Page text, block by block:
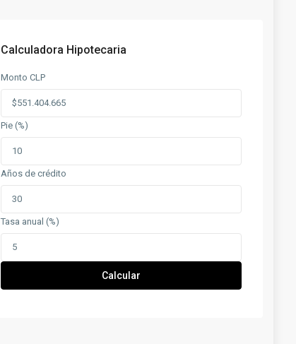
Calculadora Hipotecaria
Monto CLP
Pie (%)
Años de crédito
Tasa anual (%)
Calcular